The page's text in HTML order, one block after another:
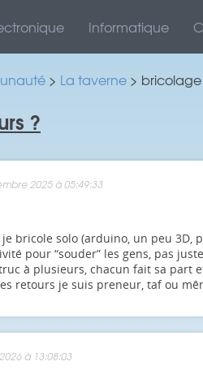
Informatique
> La taverne > bricolage
?
2025 à 05:49:33
bricole solo (arduino, un peu 3D,
pour “souder” les gens, pas
à plusieurs, chacun fait sa part
retours je suis preneur, taf ou
à 13:08:03